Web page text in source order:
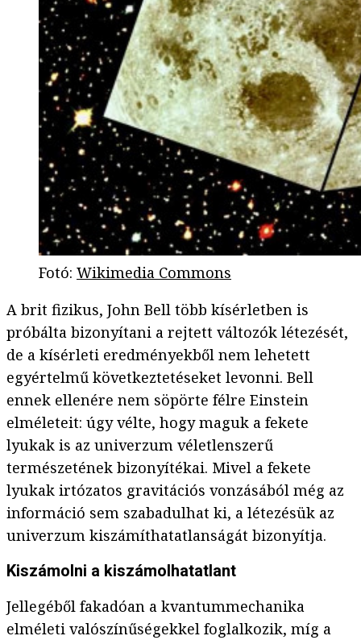
Fotó: Wikimedia Commons
A brit fizikus, John Bell több kísérletben is
próbálta bizonyítani a rejtett változók létezését,
de a kísérleti eredményekből nem lehetett
egyértelmű következtetéseket levonni. Bell
ennek ellenére nem söpörte félre Einstein
elméleteit: úgy vélte, hogy maguk a fekete
lyukak is az univerzum véletlenszerű
természetének bizonyítékai. Mivel a fekete
lyukak irtózatos gravitációs vonzásából még az
információ sem szabadulhat ki, a létezésük az
univerzum kiszámíthatatlanságát bizonyítja.
Kiszámolni a kiszámolhatatlant
Jellegéből fakadóan a kvantummechanika
elméleti valószínűségekkel foglalkozik, míg a